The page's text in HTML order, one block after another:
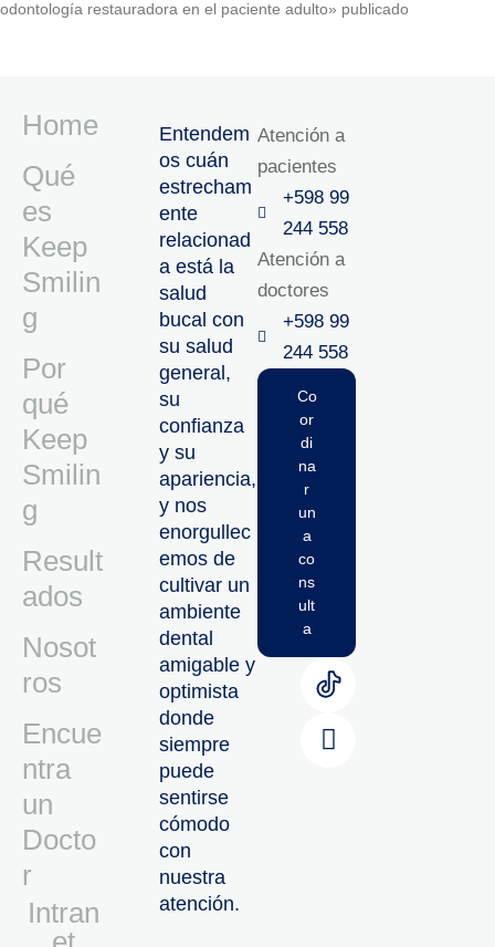
odontología restauradora en el paciente adulto» publicado
Home
Qué
es
Keep
Smilin
g
Por
qué
Keep
Smilin
g
Result
ados
Nosot
ros
Encue
ntra
un
Docto
r
Intran
Entendem
os cuán
estrecham
ente
relacionad
a está la
salud
bucal con
su salud
general,
su
confianza
y su
apariencia,
y nos
enorgullec
emos de
cultivar un
ambiente
dental
amigable y
optimista
donde
siempre
puede
sentirse
cómodo
con
nuestra
atención.
Atención a
pacientes
+598 99
244 558
Atención a
doctores
+598 99
244 558‬‬
Co
or
di
na
r
un
a
co
ns
ult
a